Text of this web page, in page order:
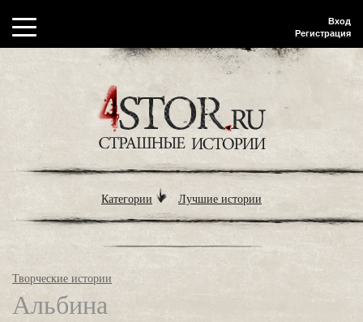
Вход
Регистрация
Категории Лучшие истории
Творческие истории
Альбина